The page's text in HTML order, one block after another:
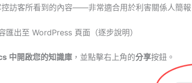
訪客所看到的內容——非常適合用於利害關係人簡報
出至 WordPress 頁面（逐步說明）
中開啟您的知識庫 ，並點擊右上角的分享按鈕。